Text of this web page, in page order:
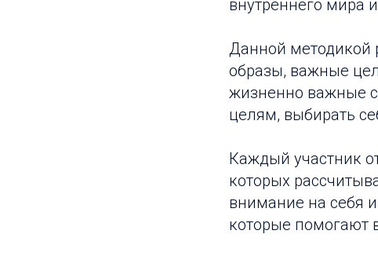
внутреннего мира
Данной методикой
образы, важные
жизненно важные
целям, выбирать
Каждый участник
которых
внимание на себя
которые помогают